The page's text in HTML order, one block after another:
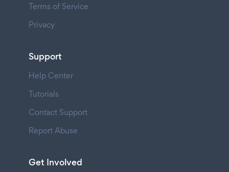
Terms of Service
Privacy
Support
Help Center
Tutorials
Contact Support
Report Abuse
Get Involved